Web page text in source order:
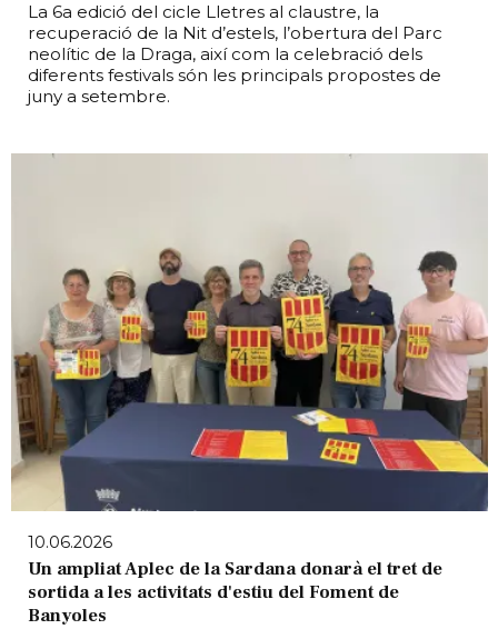
La 6a edició del cicle Lletres al claustre, la
recuperació de la Nit d’estels, l’obertura del Parc
neolític de la Draga, així com la celebració dels
diferents festivals són les principals propostes de
juny a setembre.
10.06.2026
Un ampliat Aplec de la Sardana donarà el tret de
sortida a les activitats d'estiu del Foment de
Banyoles